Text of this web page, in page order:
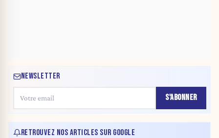
NEWSLETTER
S'ABONNER
RETROUVEZ NOS ARTICLES SUR GOOGLE